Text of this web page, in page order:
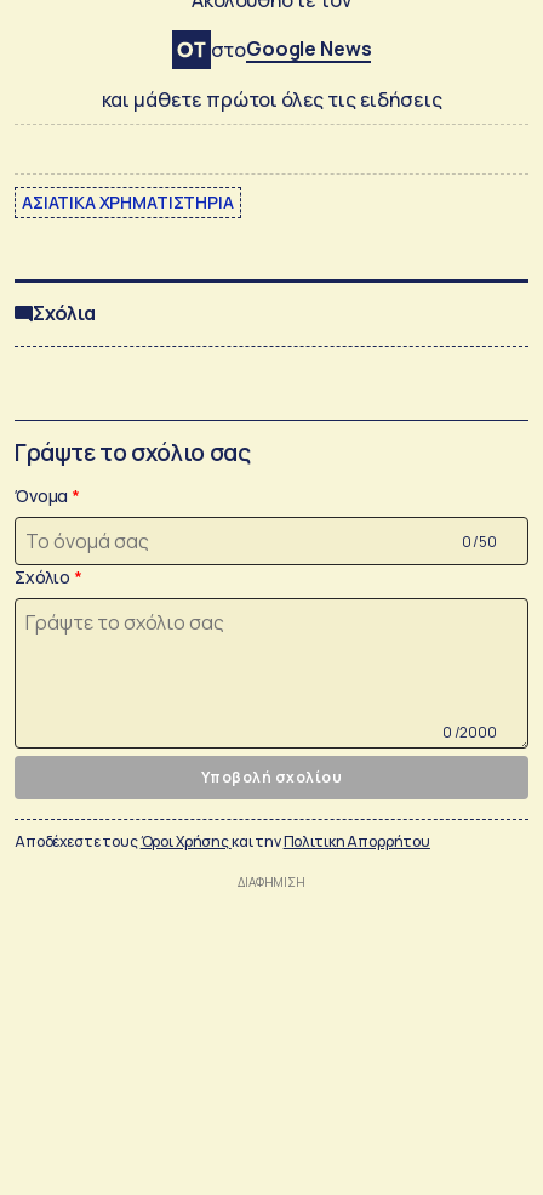
στοGoogle News
και μάθετε πρώτοι όλες τις ειδήσεις
ΑΣΙΑΤΙΚΑ ΧΡΗΜΑΤΙΣΤΗΡΙΑ
Σχόλια
Γράψτε το σχόλιο σας
Όνομα
0 /50
Σχόλιο
0 /2000
Υποβολή σχολίου
Αποδέχεστε τουςΌροι Χρήσηςκαι τηνΠολιτικη Απορρήτου